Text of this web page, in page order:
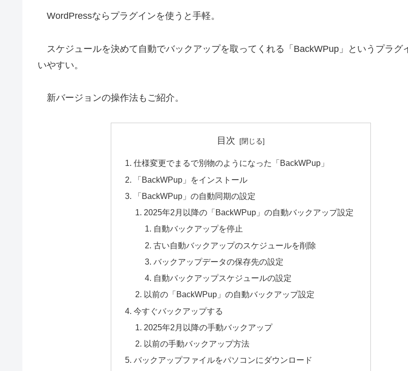
WordPressならプラグインを使うと手軽。
スケジュールを決めて自動でバックアップを取ってくれる「BackWPup」というプラグ
いやすい。
新バージョンの操作法もご紹介。
目次
仕様変更でまるで別物のようになった「BackWPup」
「BackWPup」をインストール
「BackWPup」の自動同期の設定
2025年2月以降の「BackWPup」の自動バックアップ設定
自動バックアップを停止
古い自動バックアップのスケジュールを削除
バックアップデータの保存先の設定
自動バックアップスケジュールの設定
以前の「BackWPup」の自動バックアップ設定
今すぐバックアップする
2025年2月以降の手動バックアップ
以前の手動バックアップ方法
バックアップファイルをパソコンにダウンロード